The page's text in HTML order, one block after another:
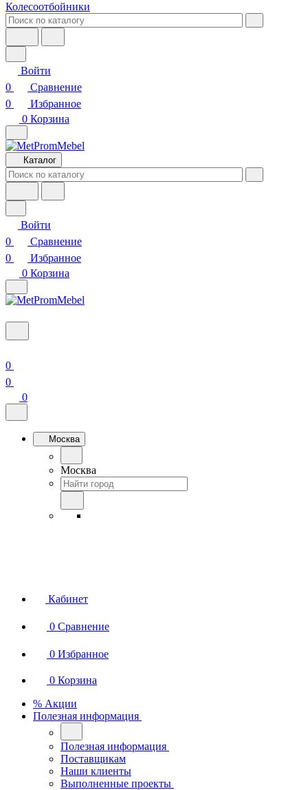
Колесоотбойники
Войти
0
Сравнение
0
Избранное
0 Корзина
Каталог
Войти
0
Сравнение
0
Избранное
0 Корзина
0
0
0
Москва
Москва
Кабинет
0 Сравнение
0 Избранное
0 Корзина
% Акции
Полезная информация
Полезная информация
Поставщикам
Наши клиенты
Выполненные проекты